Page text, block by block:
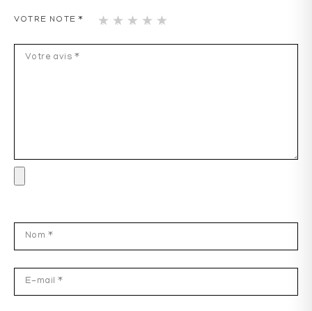
VOTRE NOTE*
1
2
3
4